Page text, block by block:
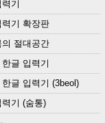
기
력기 확장판
의 절대공간
글 입력기
한글 입력기 (3beol)
기 (숨통)